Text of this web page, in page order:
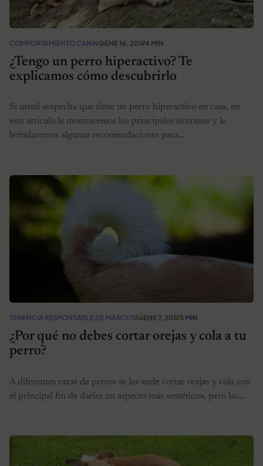
COMPORTAMIENTO CANINOENE 16, 20174 MIN
¿Tengo un perro hiperactivo? Te
explicamos cómo descubrirlo
Si usted sospecha que tiene un perro hiperactivo en casa, en
este artículo le mostraremos los principales síntomas y le
brindaremos algunas recomendaciones para…
TENENCIA RESPONSABLE DE MASCOTASENE 7, 20175 MIN
¿Por qué no debes cortar orejas y cola a tu
perro?
A diferentes razas de perros se les suele cortar orejas y cola con
el principal fin de darles un aspecto más «estético», pero las…